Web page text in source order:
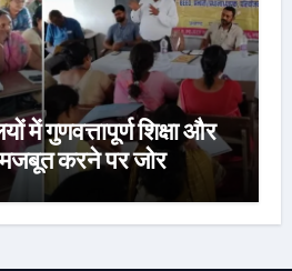
में गुणवत्तापूर्ण शिक्षा और
करने पर जोर